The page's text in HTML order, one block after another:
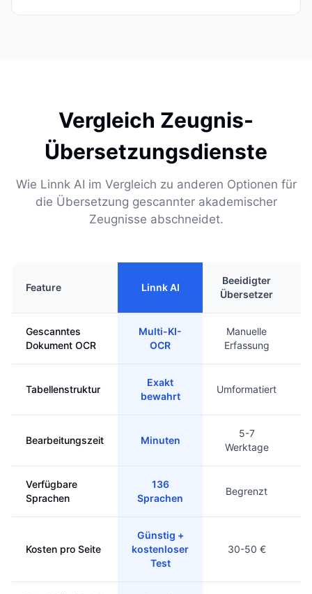
Vergleich Zeugnis-
Übersetzungsdienste
Wie Linnk AI im Vergleich zu anderen Optionen für
die Übersetzung gescannter akademischer
Zeugnisse abschneidet.
Feature Linnk AI
Beeidigter
Übersetzer
Gescanntes
Dokument OCR
Multi-KI-
OCR
Manuelle
Erfassung
Tabellenstruktur
Exakt
bewahrt
Umformatiert
Bearbeitungszeit Minuten
5-7
Werktage
Verfügbare
Sprachen
136
Sprachen
Begrenzt
Kosten pro Seite
Günstig +
kostenloser
Test
30-50 €